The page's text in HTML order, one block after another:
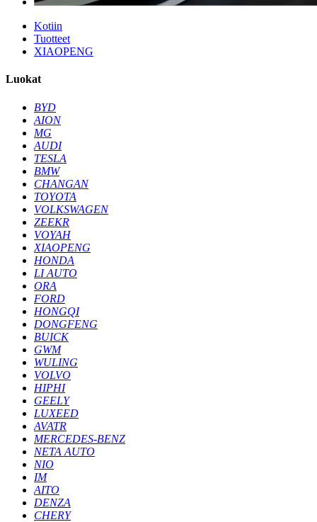
Kotiin
Tuotteet
XIAOPENG
Luokat
BYD
AION
MG
AUDI
TESLA
BMW
CHANGAN
TOYOTA
VOLKSWAGEN
ZEEKR
VOYAH
XIAOPENG
HONDA
LI AUTO
ORA
FORD
HONGQI
DONGFENG
BUICK
GWM
WULING
VOLVO
HIPHI
GEELY
LUXEED
AVATR
MERCEDES-BENZ
NETA AUTO
NIO
IM
AITO
DENZA
CHERY